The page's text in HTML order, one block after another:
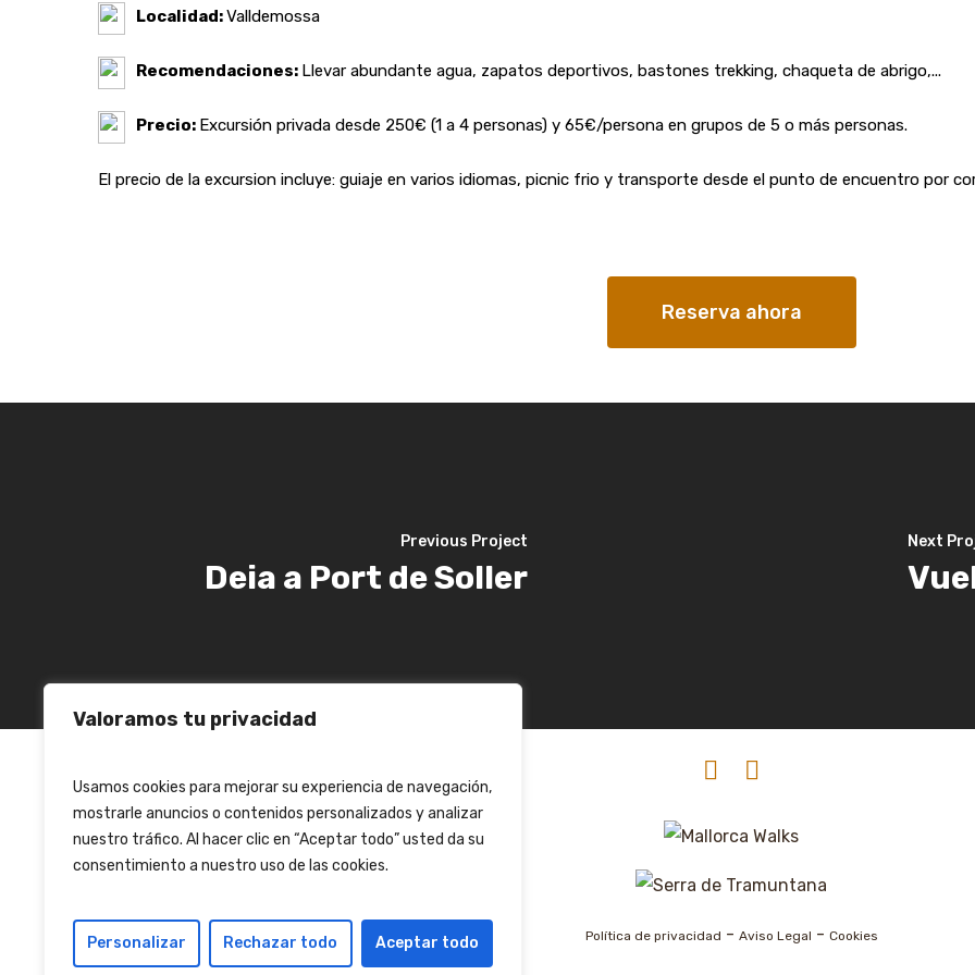
Valoramos tu privacidad
Usamos cookies para mejorar su experiencia de navegación,
mostrarle anuncios o contenidos personalizados y analizar
nuestro tráfico. Al hacer clic en “Aceptar todo” usted da su
consentimiento a nuestro uso de las cookies.
Personalizar Rechazar todo Aceptar todo
Localidad:Valldemossa
Recomendaciones: Llevar abundante agua, zapatos deportivos, bastones trekking, chaqueta de abrigo,...
Precio: Excursión privada desde 250€ (1 a 4 personas) y 65€/persona en grupos de 5 o más personas.
El precio de la excursion incluye: guiaje en varios idiomas, picnic frio y transporte desde el punto de encuentro por
Reserva ahora
Previous Project
Deia a Port de Soller
Next
Política de privacidad - Aviso Legal - Cookies